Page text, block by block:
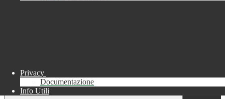
Informazione
Privacy
Documentazione
Info Utili